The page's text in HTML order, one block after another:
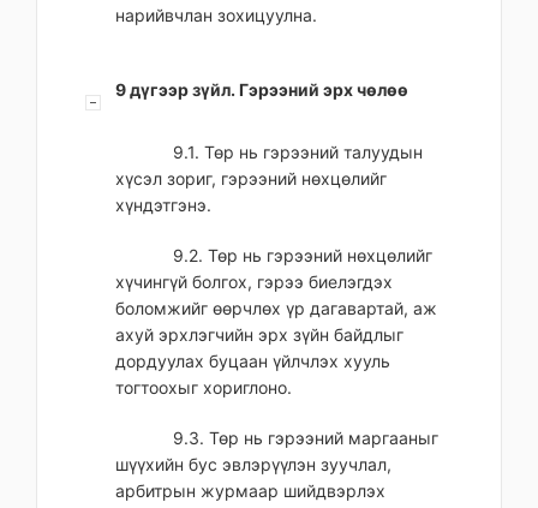
нарийвчлан зохицуулна.
9 дүгээр зүйл. Гэрээний эрх чөлөө
9.1. Төр нь гэрээний талуудын
хүсэл зориг, гэрээний нөхцөлийг
хүндэтгэнэ.
9.2. Төр нь гэрээний нөхцөлийг
хүчингүй болгох, гэрээ биелэгдэх
боломжийг өөрчлөх үр дагавартай, аж
ахуй эрхлэгчийн эрх зүйн байдлыг
дордуулах буцаан үйлчлэх хууль
тогтоохыг хориглоно.
9.3. Төр нь гэрээний маргааныг
шүүхийн бус эвлэрүүлэн зуучлал,
арбитрын журмаар шийдвэрлэх